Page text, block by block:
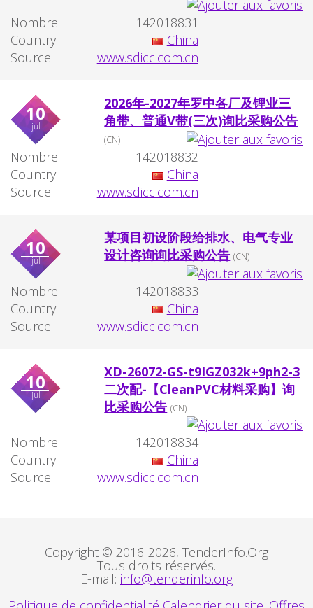
Nombre:
142018831
Country:
China
Source:
www.sdicc.com.cn
10
jul
2026年-2027年罗中各厂及锂业三
角带、普通V带(三次)询比采购公告
(CN)
Nombre:
142018832
Country:
China
Source:
www.sdicc.com.cn
10
jul
某项目初设阶段给排水、电气专业
设计咨询询比采购公告 (CN)
Nombre:
142018833
Country:
China
Source:
www.sdicc.com.cn
10
jul
XD-26072-GS-t9IGZ032k+9ph2-3
二次配-【CleanPVC材料采购】询
比采购公告 (CN)
Nombre:
142018834
Country:
China
Source:
www.sdicc.com.cn
Copyright © 2016-2026, TenderInfo.Org
Tous droits réservés.
E-mail: info@tenderinfo.org